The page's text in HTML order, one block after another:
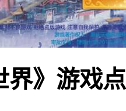
界》游戏